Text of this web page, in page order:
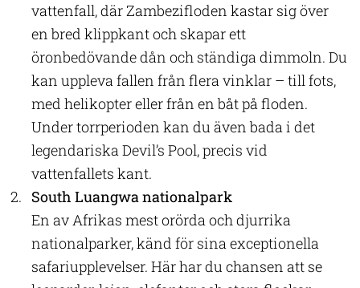
vattenfall, där Zambezifloden kastar sig över
en bred klippkant och skapar ett
öronbedövande dån och ständiga dimmoln. Du
kan uppleva fallen från flera vinklar – till fots,
med helikopter eller från en båt på floden.
Under torrperioden kan du även bada i det
legendariska Devil’s Pool, precis vid
vattenfallets kant.
South Luangwa nationalpark
En av Afrikas mest orörda och djurrika
nationalparker, känd för sina exceptionella
safariupplevelser. Här har du chansen att se